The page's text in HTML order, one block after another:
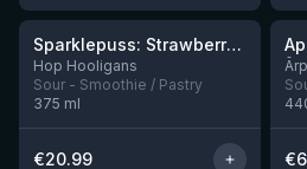
Nog 4Sparklepuss: Strawberry Shortcake Rum BA (2025, purple wax)
Hop Hooligans
Sour - Smoothie / Pastry
375 ml
€20.99 €